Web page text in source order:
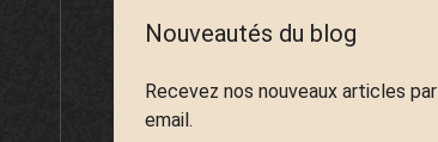
Nouveautés du blog
Recevez nos nouveaux articles par
email.